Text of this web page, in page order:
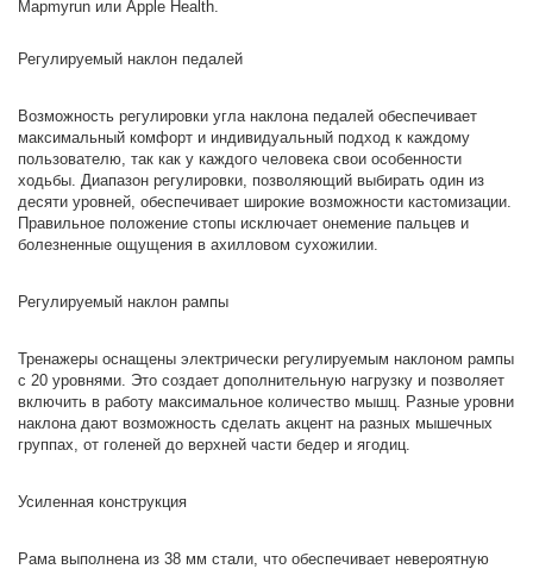
Mapmyrun или Apple Health.
Регулируемый наклон педалей
Возможность регулировки угла наклона педалей обеспечивает
максимальный комфорт и индивидуальный подход к каждому
пользователю, так как у каждого человека свои особенности
ходьбы. Диапазон регулировки, позволяющий выбирать один из
десяти уровней, обеспечивает широкие возможности кастомизации.
Правильное положение стопы исключает онемение пальцев и
болезненные ощущения в ахилловом сухожилии.
Регулируемый наклон рампы
Тренажеры оснащены электрически регулируемым наклоном рампы
с 20 уровнями. Это создает дополнительную нагрузку и позволяет
включить в работу максимальное количество мышц. Разные уровни
наклона дают возможность сделать акцент на разных мышечных
группах, от голеней до верхней части бедер и ягодиц.
Усиленная конструкция
Рама выполнена из 38 мм стали, что обеспечивает невероятную